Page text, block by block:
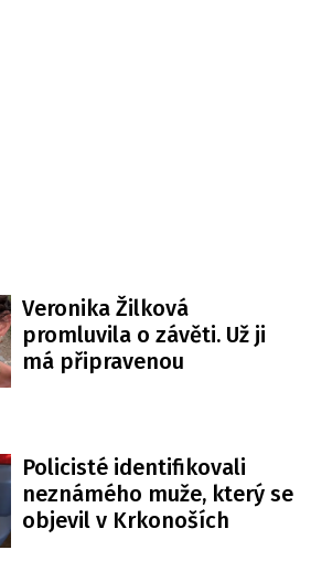
Veronika Žilková
promluvila o závěti. Už ji
má připravenou
Policisté identifikovali
neznámého muže, který se
objevil v Krkonoších